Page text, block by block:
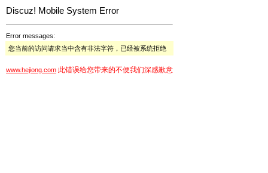
Discuz! Mobile System Error
Error messages:
您当前的访问请求当中含有非法字符，已经被系统拒绝
www.hejiong.com 此错误给您带来的不便我们深感歉意